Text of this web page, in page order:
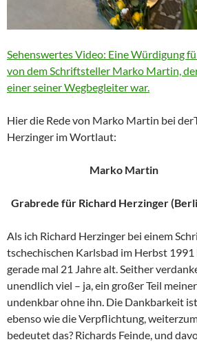
Sehenswertes Video: Eine Würdigung
von dem Schriftsteller Marko Martin,
einer seiner Wegbegleiter war.
Hier die Rede von Marko Martin bei
Herzinger im Wortlaut:
Marko Martin
Grabrede für Richard Herzinger
Als ich Richard Herzinger bei einem
tschechischen Karlsbad im Herbst
gerade mal 21 Jahre alt. Seither
unendlich viel – ja, ein großer Teil
undenkbar ohne ihn. Die Dankbarkeit
ebenso wie die Verpflichtung,
bedeutet das? Richards Feinde, und